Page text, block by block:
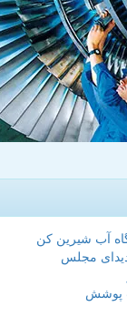
آب شیرین کن
مجلس
پوشش